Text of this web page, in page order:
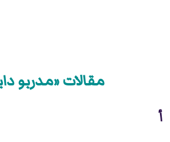
مقالات «مدربو
أ